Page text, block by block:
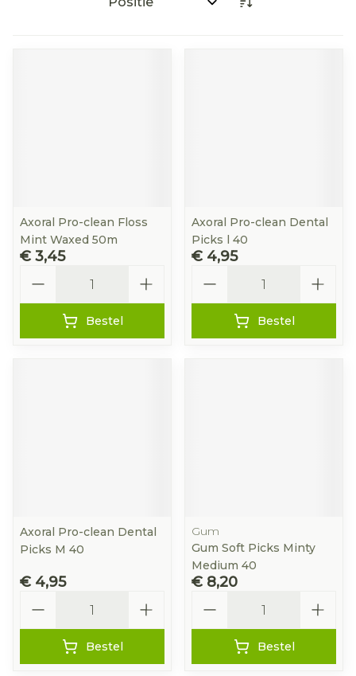
Sorteer op:
Axoral Pro-clean Floss
Mint Waxed 50m
€ 3,45
Bestel
Axoral Pro-clean Dental
Picks l 40
€ 4,95
Bestel
Axoral Pro-clean Dental
Picks M 40
€ 4,95
Bestel
Gum
Gum Soft Picks Minty
Medium 40
€ 8,20
Bestel